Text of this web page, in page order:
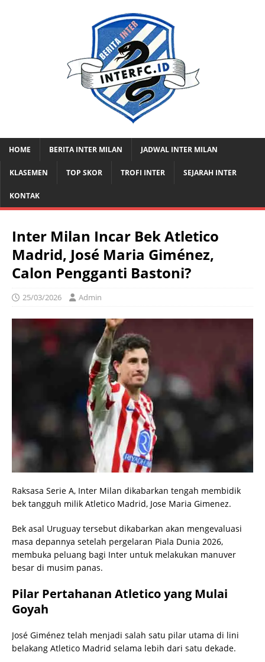
HOME BERITA INTER MILAN JADWAL INTER MILAN
KLASEMEN TOP SKOR TROFI INTER SEJARAH INTER
KONTAK
Inter Milan Incar Bek Atletico
Madrid, José Maria Giménez,
Calon Pengganti Bastoni?
25/03/2026 Admin
Raksasa Serie A, Inter Milan dikabarkan tengah membidik
bek tangguh milik Atletico Madrid, Jose Maria Gimenez.
Bek asal Uruguay tersebut dikabarkan akan mengevaluasi
masa depannya setelah pergelaran Piala Dunia 2026,
membuka peluang bagi Inter untuk melakukan manuver
besar di musim panas.
Pilar Pertahanan Atletico yang Mulai
Goyah
José Giménez telah menjadi salah satu pilar utama di lini
belakang Atletico Madrid selama lebih dari satu dekade.